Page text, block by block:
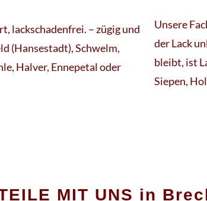
lackschadenfrei. – zügig und
(Hansestadt), Schwelm,
Halver, Ennepetal oder
Unsere
der Lack
bleibt, ist
Siepen,
MIT UNS in